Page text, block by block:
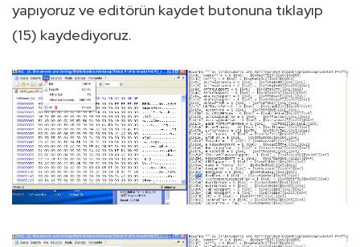
yapıyoruz ve editörün kaydet butonuna tıklayıp
(15) kaydediyoruz.